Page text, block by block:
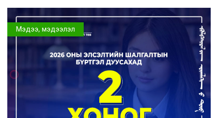
Мэдээ, мэдээлэл